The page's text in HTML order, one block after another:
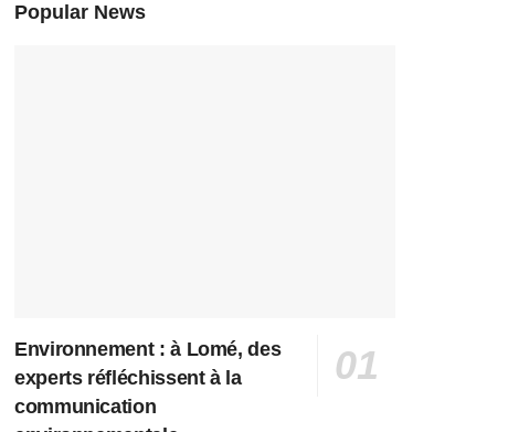
Popular News
Environnement : à Lomé, des
experts réfléchissent à la
communication